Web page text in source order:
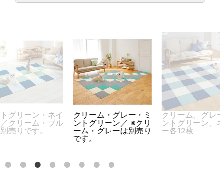
グリーン・ネイ
クリーム・ブル
売りです。
クリーム・グレー・ミ
ントグリーン／ ※クリ
ーム・グレーは別売り
です。
クリーム、グレ
ントグリーン、
ー各12枚